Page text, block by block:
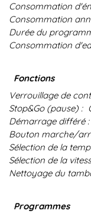
Consommation
Consommation
Durée du
Consommation
Fonctions
Verrouillage de
Stop&Go (pause) :
Démarrage différé :
Bouton marche/
Sélection de la
Sélection de la
Nettoyage du
Programmes